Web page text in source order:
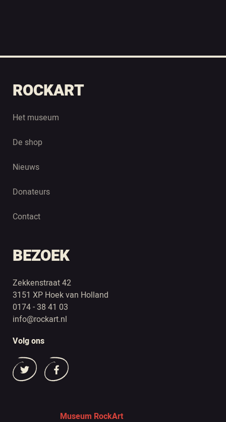
ROCKART
Het museum
De shop
Nieuws
Donateurs
Contact
BEZOEK
Zekkenstraat 42
3151 XP Hoek van Holland
0174 - 38 41 03
info@rockart.nl
Volg ons
Museum RockArt